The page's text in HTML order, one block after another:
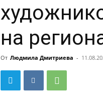
на
От Людмила Дмитриева -